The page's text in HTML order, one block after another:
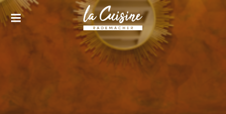
LA-
CUISINE-
KOELN.DE
LA CUISINE KÖLN